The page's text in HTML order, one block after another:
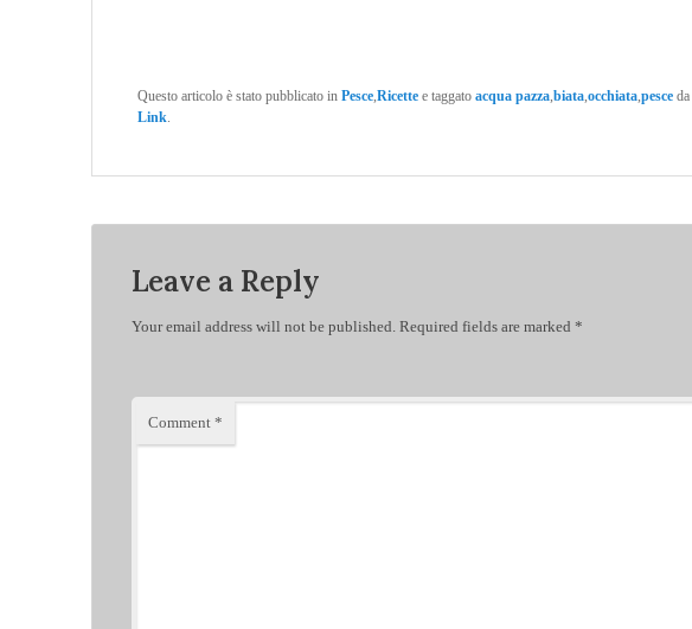
Questo articolo è stato pubblicato in Pesce,Ricette e taggato acqua pazza,biata,occhiata,pesce da
Link.
Leave a Reply
Your email address will not be published. Required fields are marked *
Comment *